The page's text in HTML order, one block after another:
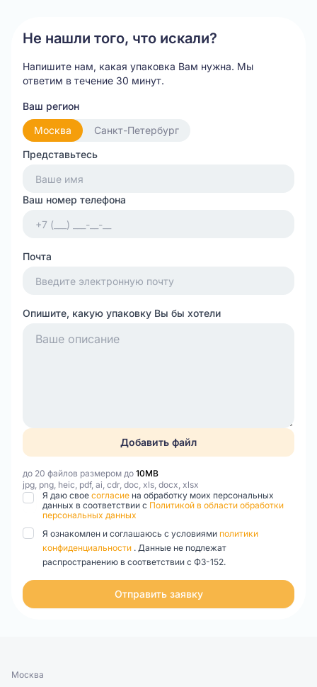
Не нашли того, что искали?
Напишите нам, какая упаковка Вам нужна. Мы
ответим в течение 30 минут.
Ваш регион
Москва
Санкт-Петербург
Представьтесь
Ваш номер телефона
Почта
Опишите, какую упаковку Вы бы хотели
Добавить файл
до 20 файлов размером до 10MB
jpg, png, heic, pdf, ai, cdr, doc, xls, docx, xlsx
Я даю свое согласие на обработку моих персональных
данных в соответствии с Политикой в области обработки
персональных данных
Я ознакомлен и соглашаюсь с условиями политики
конфиденциальности . Данные не подлежат
распространению в соответствии с ФЗ-152.
Отправить заявку
Москва